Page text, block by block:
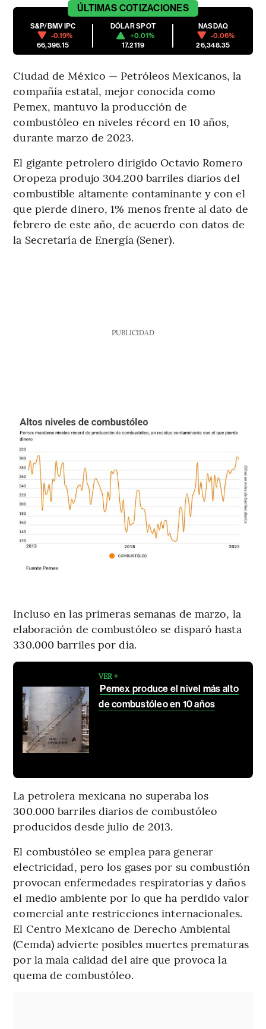
ÚLTIMAS COTIZACIONES
S&P/BMV IPC
-0.19%
66,396.15
DÓLAR SPOT
+0.01%
17.2119
NASDAQ
-0.06%
26,348.35
Ciudad de México — Petróleos Mexicanos, la
compañía estatal, mejor conocida como
Pemex, mantuvo la producción de
combustóleo en niveles récord en 10 años,
durante marzo de 2023.
El gigante petrolero dirigido Octavio Romero
Oropeza produjo 304.200 barriles diarios del
combustible altamente contaminante y con el
que pierde dinero, 1% menos frente al dato de
febrero de este año, de acuerdo con datos de
la Secretaría de Energía (Sener).
PUBLICIDAD
Incluso en las primeras semanas de marzo, la
elaboración de combustóleo se disparó hasta
330.000 barriles por día.
VER +
Pemex produce el nivel más alto
de combustóleo en 10 años
La petrolera mexicana no superaba los
300.000 barriles diarios de combustóleo
producidos desde julio de 2013.
El combustóleo se emplea para generar
electricidad, pero los gases por su combustión
provocan enfermedades respiratorias y daños
el medio ambiente por lo que ha perdido valor
comercial ante restricciones internacionales.
El Centro Mexicano de Derecho Ambiental
(Cemda) advierte posibles muertes prematuras
por la mala calidad del aire que provoca la
quema de combustóleo.